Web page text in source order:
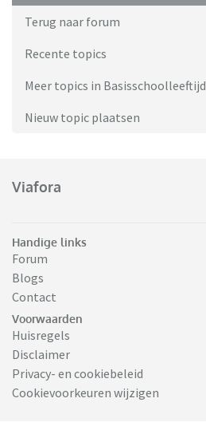
Terug naar forum
Recente topics
Meer topics in Basisschoolleeftijd
Nieuw topic plaatsen
Viafora
Handige links
Forum
Blogs
Contact
Voorwaarden
Huisregels
Disclaimer
Privacy- en cookiebeleid
Cookievoorkeuren wijzigen